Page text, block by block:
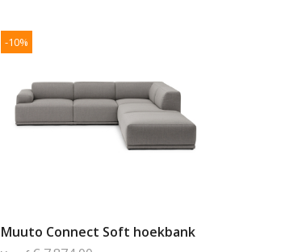
-10%
Muuto Connect Soft hoekbank